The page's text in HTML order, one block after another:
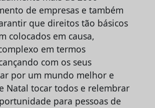
de empresas e também
que direitos tão básicos
colocados em causa,
em termos
com os seus
por um mundo melhor e
Natal tocar todos e relembrar
para pessoas de